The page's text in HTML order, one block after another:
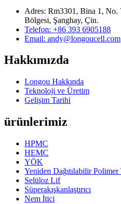
Adres: Rm3301, Bina 1, No.
Bölgesi, Şanghay, Çin.
Telefon: +86 393 6905188
Email: andy@longoucell.com
Hakkımızda
Longou Hakkında
Teknoloji ve Üretim
Gelişim Tarihi
ürünlerimiz
HPMC
HEMC
YÖK
Yeniden Dağıtılabilir Polimer
Selüloz Lif
Süperakışkanlaştırıcı
Nem İtici